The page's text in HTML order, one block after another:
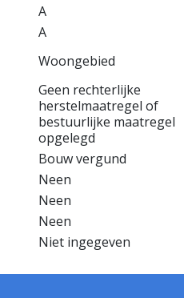
A
A
Woongebied
Geen rechterlijke
herstelmaatregel of
bestuurlijke maatregel
opgelegd
Bouw vergund
Neen
Neen
Neen
Niet ingegeven